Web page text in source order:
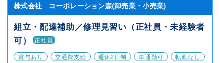
株式会社 コーポレーション森(卸売業・小売業)
組立・配達補助／修理見習い（正社員・未経験者
可）
正社員
賞与あり
交通費支給 週休2日制 車通勤可 転勤なし